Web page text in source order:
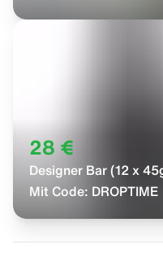
28 €
Designer Bar (12 x
Mit Code: DROPTIME